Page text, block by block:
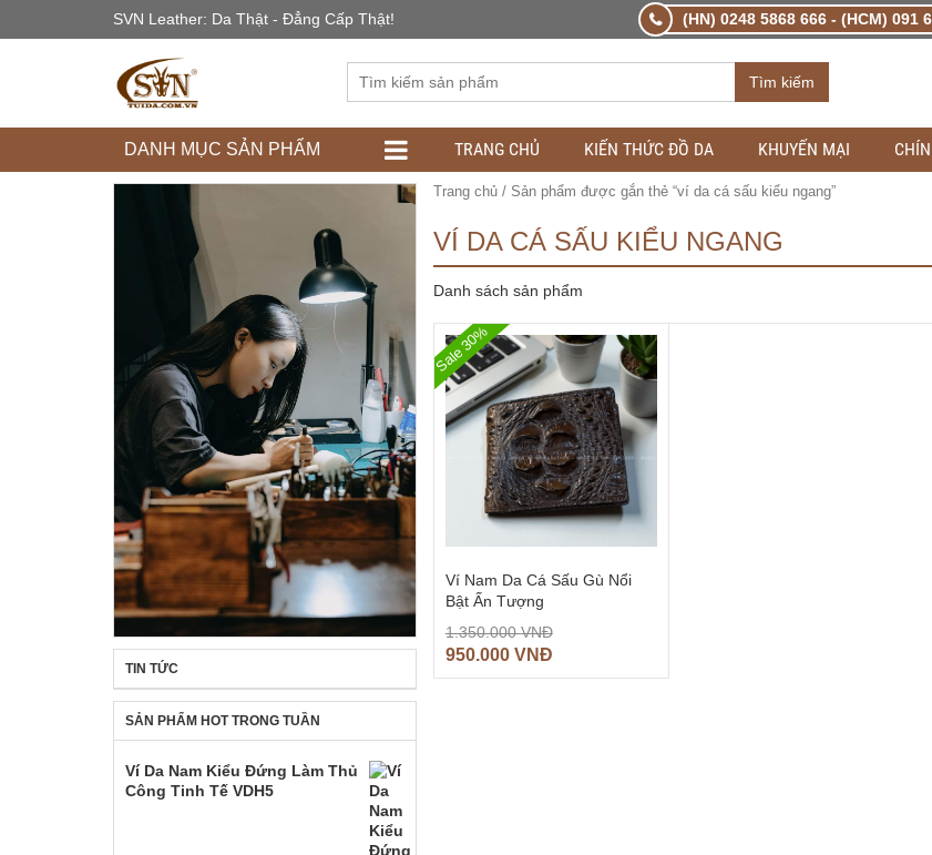
SVN Leather: Da Thật - Đẳng Cấp Thật! (HN) 0248 5868 666 - (HCM) 091
Tìm kiếm
DANH MỤC SẢN PHẨM TRANG CHỦ KIẾN THỨC ĐỒ DA KHUYẾN MẠI
Trang chủ/ Sản phẩm được gắn thẻ “ví da cá sấu kiểu ngang”
VÍ DA CÁ SẤU KIỂU NGANG
Danh sách sản phẩm
Sale 30%
Ví Nam Da Cá Sấu Gù Nổi
Bật Ấn Tượng
1.350.000VNĐ
950.000 VNĐ
TIN TỨC
SẢN PHẨM HOT TRONG TUẦN
Ví Da Nam Kiểu Đứng Làm Thủ
Công Tinh Tế VDH5